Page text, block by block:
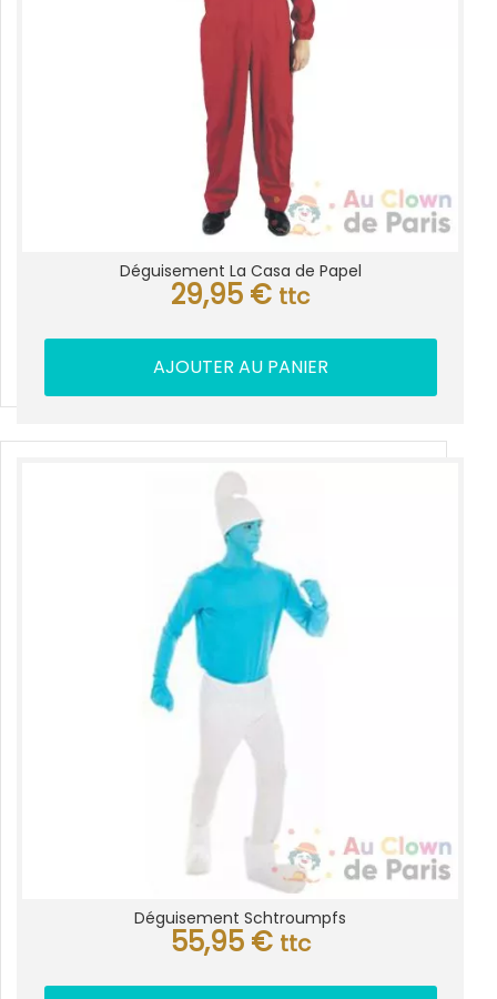
Déguisement La Casa de Papel
29,95 € ttc
AJOUTER AU PANIER
Déguisement Schtroumpfs
55,95 € ttc